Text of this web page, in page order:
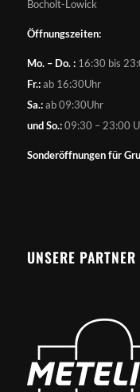
Bocholt-Lowick
Öffnungszeiten:
Mo. – Do. :16:30 bis
Fr.:ab 16:30Uhr
Sa.:ab 09:30Uhr
und So.:09:30 – 23:00
Sonderöffnungen für
UNSERE PARTNER